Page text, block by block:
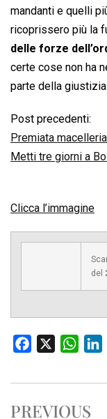
mandanti e quelli
ricoprissero più la
delle forze
certe cose non ha
parte della
Post precedenti:
Premiata
Metti tre giorni a
Clicca l’immagine
del
c
b
W
a
s
n
PREVIOUS